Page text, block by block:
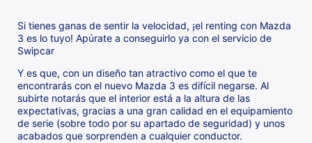
Si tienes ganas de sentir la velocidad, ¡el renting con Mazda
3 es lo tuyo! Apúrate a conseguirlo ya con el servicio de
Swipcar
Y es que, con un diseño tan atractivo como el que te
encontrarás con el nuevo Mazda 3 es difícil negarse. Al
subirte notarás que el interior está a la altura de las
expectativas, gracias a una gran calidad en el equipamiento
de serie (sobre todo por su apartado de seguridad) y unos
acabados que sorprenden a cualquier conductor.